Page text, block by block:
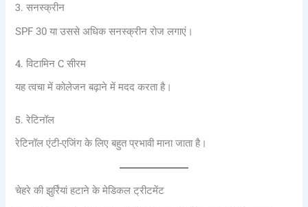
3. सनस्क्रीन
SPF 30 या उससे अधिक सनस्क्रीन रोज लगाएं।
4. विटामिन C सीरम
यह त्वचा में कोलेजन बढ़ाने में मदद करता है।
5. रेटिनॉल
रेटिनॉल एंटी-एजिंग के लिए बहुत प्रभावी माना जाता है।
चेहरे की झुर्रियां हटाने के मेडिकल ट्रीटमेंट